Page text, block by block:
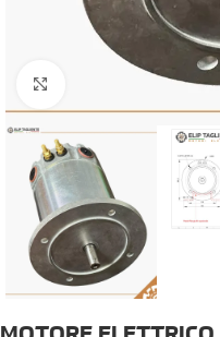
Click to enlarge